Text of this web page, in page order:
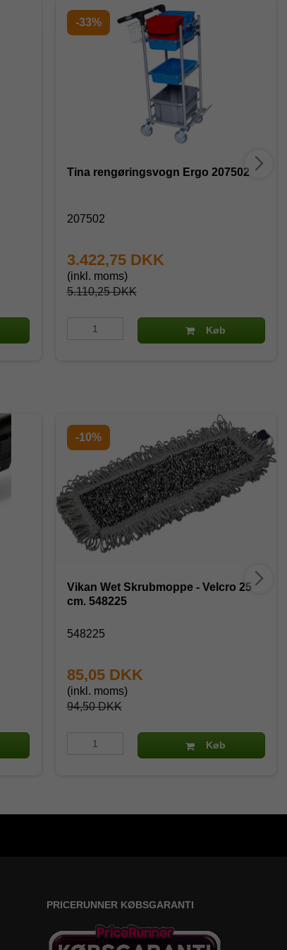
-33%
Tina rengøringsvogn Ergo 207502
207502
5.110,25 DKK
3.422,75 DKK
(inkl. moms)
Køb
-10%
Vikan Wet Skrubmoppe - Velcro 25
cm. 548225
548225
94,50 DKK
85,05 DKK
(inkl. moms)
Køb
PRICERUNNER KØBSGARANTI